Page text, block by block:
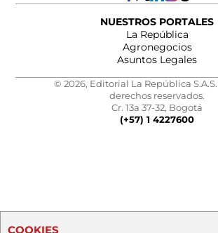
NUESTROS PORTALES
La República
Agronegocios
Asuntos Legales
© 2026, Editorial La República S.A.S.
derechos reservados.
Cr. 13a 37-32, Bogotá
(+57) 1 4227600
COOKIES